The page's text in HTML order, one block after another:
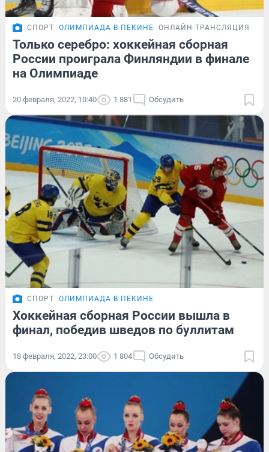
СПОРТ ОЛИМПИАДА В ПЕКИНЕ ОНЛАЙН-ТРАНСЛЯЦИЯ
Только серебро: хоккейная сборная
России проиграла Финляндии в финале
на Олимпиаде
20 февраля, 2022, 10:40 1 881 Обсудить
СПОРТ ОЛИМПИАДА В ПЕКИНЕ
Хоккейная сборная России вышла в
финал, победив шведов по буллитам
18 февраля, 2022, 23:00 1 804 Обсудить